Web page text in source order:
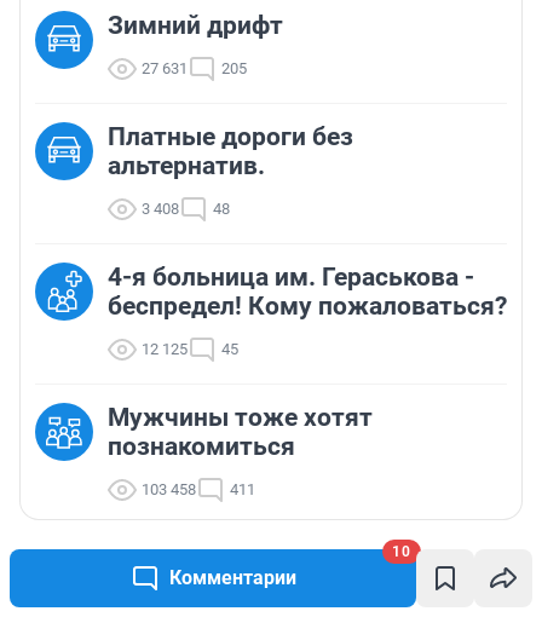
Комментарии
10
Зимний дрифт
27 631 205
Платные дороги без
альтернатив.
3 408 48
4-я больница им. Гераськова -
беспредел! Кому пожаловаться?
12 125 45
Мужчины тоже хотят
познакомиться
103 458 411
ТОП 5